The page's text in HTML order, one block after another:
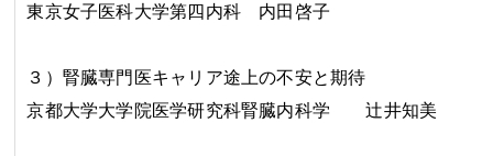
東京女子医科大学第四内科 内田啓子
３）腎臓専門医キャリア途上の不安と期待
京都大学大学院医学研究科腎臓内科学 辻井知美